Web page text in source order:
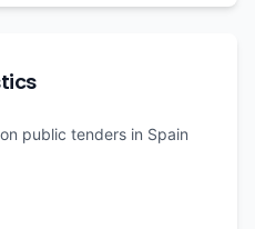
public tenders in Spain